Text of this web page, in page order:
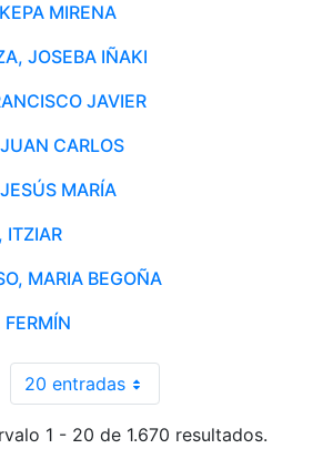
MIRENA
JOSEBA IÑAKI
JAVIER
CARLOS
MARÍA
ITZIAR
MARIA BEGOÑA
20 entradas
1 - 20 de 1.670 resultados.